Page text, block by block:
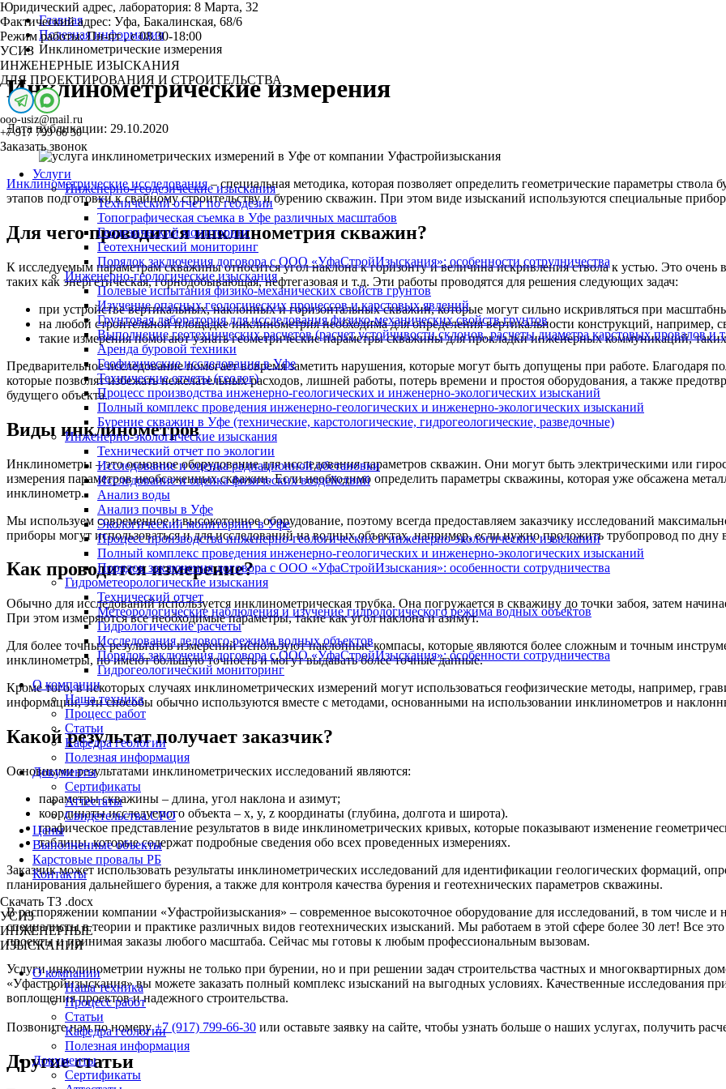
Юридический адрес, лаборатория: 8 Марта, 32
Фактический адрес: Уфа, Бакалинская, 68/6
Режим работы:Пн-пт , с 08.30-18:00
УСИЗ
ИНЖЕНЕРНЫЕ ИЗЫСКАНИЯ
ДЛЯ ПРОЕКТИРОВАНИЯ И СТРОИТЕЛЬСТВА
ooo-usiz@mail.ru
+7 917 799 66 30
Заказать звонок
Услуги
Инженерно-геодезические изыскания
Технический отчет по геодезии
Топографическая съемка в Уфе различных масштабов
Геодезический мониторинг
Геотехнический мониторинг
Порядок заключения договора с ООО «УфаСтройИзыскания»: особенности сотрудничества
Инженерно-геологические изыскания
Полевые испытания физико-механических свойств грунтов
Изучение опасных геологических процессов и карстовых явлений
Грунтовая лаборатория для исследования физико-механических свойств грунтов
Выполнение геотехнических расчетов (расчет устойчивости склонов, расчеты диаметра карстовых провалов и
Аренда буровой техники
Геофизические исследования в Уфе
Технические отчеты (геолог)
Процесс производства инженерно-геологических и инженерно-экологических изысканий
Полный комплекс проведения инженерно-геологических и инженерно-экологических изысканий
Бурение скважин в Уфе (технические, карстологические, гидрогеологические, разведочные)
Инженерно-экологические изыскания
Технический отчет по экологии
Исследование и оценка радиационной обстановки
Исследование и оценка физических воздействий
Анализ воды
Анализ почвы в Уфе
Экологический мониторинг в Уфе
Процесс производства инженерно-геологических и инженерно-экологических изысканий
Полный комплекс проведения инженерно-геологических и инженерно-экологических изысканий
Порядок заключения договора с ООО «УфаСтройИзыскания»: особенности сотрудничества
Гидрометеорологические изыскания
Технический отчет
Метеорологические наблюдения и изучение гидрологического режима водных объектов
Гидрологические расчеты
Исследования ледового режима водных объектов
Порядок заключения договора с ООО «УфаСтройИзыскания»: особенности сотрудничества
Гидрогеологический мониторинг
О компании
Наша техника
Процесс работ
Статьи
Кафедра геологии
Полезная информация
Документы
Сертификаты
Аттестаты
Свидетельства СРО
Цены
Выполненные объекты
Карстовые провалы РБ
Контакты
Скачать ТЗ .docx
УСИЗ
ИНЖЕНЕРНЫЕ
ИЗЫСКАНИЯ
О компании
Наша техника
Процесс работ
Статьи
Кафедра геологии
Полезная информация
Документы
Сертификаты
Главная
Полезная информация
Инклинометрические измерения
Инклинометрические измерения
Дата публикации: 29.10.2020
Инклинометрические исследования– специальная методика, которая позволяет определить геометрические параметры
этапов подготовки к свайному строительству и бурению скважин. При этом виде изысканий используются специальные
Для чего проводится инклинометрия скважин?
К исследуемым параметрам скважины относится угол наклона к горизонту и величина искривления ствола к устью. Это очень
таких как энергетическая, горнодобывающая, нефтегазовая и т.д. Эти работы проводятся для решения следующих задач:
при устройстве вертикальных, наклонных и горизонтальных скважин, которые могут сильно искривляться при
на любой строительной площадке инклинометрия необходима для определения вертикальности конструкций, например,
такие измерения помогают узнать геометрические параметры скважины для прокладки инженерных коммуникаций,
Предварительное исследование помогает вовремя заметить нарушения, которые могут быть допущены при работе.
которые позволят избежать нежелательных расходов, лишней работы, потерь времени и простоя оборудования, а также
будущего объекта.
Виды инклинометров
Инклинометры – это основное оборудование для исследования параметров скважин. Они могут быть электрическими или
измерения параметров необсаженных скважин. Если необходимо определить параметры скважины, которая уже обсажена
инклинометр.
Мы используем современное и высокоточное оборудование, поэтому всегда предоставляем заказчику исследований
приборы могут использоваться и для исследований на водных объектах, например, если нужно проложить трубопровод по дну
Как проводится измерение?
Обычно для исследований используется инклинометрическая трубка. Она погружается в скважину до точки забоя, затем
При этом измеряются все необходимые параметры, такие как угол наклона и азимут.
Для более точных результатов измерений используют наклонные компасы, которые являются более сложным и точным
инклинометры, но имеют большую точность и могут выдавать более точные данные.
Кроме того, в некоторых случаях инклинометрических измерений могут использоваться геофизические методы, например,
информации, эти способы обычно используются вместе с методами, основанными на использовании инклинометров и
Какой результат получает заказчик?
Основными результатами инклинометрических исследований являются:
параметры скважины – длина, угол наклона и азимут;
координаты исследуемого объекта – x, y, z координаты (глубина, долгота и широта).
графическое представление результатов в виде инклинометрических кривых, которые показывают изменение
таблицы, которые содержат подробные сведения обо всех проведенных измерениях.
Заказчик может использовать результаты инклинометрических исследований для идентификации геологических формаций,
планирования дальнейшего бурения, а также для контроля качества бурения и геотехнических параметров скважины.
В распоряжении компании «Уфастройизыскания» – современное высокоточное оборудование для исследований, в том числе
специалисты в теории и практике различных видов геотехнических изысканий. Мы работаем в этой сфере более 30 лет! Все
проекты и принимая заказы любого масштаба. Сейчас мы готовы к любым профессиональным вызовам.
Услуги инколинометрии нужны не только при бурении, но и при решении задач строительства частных и многоквартирных
«Уфастройизыскания» вы можете заказать полный комплекс изысканий на выгодных условиях. Качественные исследования
воплощения проектов и надежного строительства.
Позвоните нам по номеру+7 (917) 799-66-30 или оставьте заявку на сайте, чтобы узнать больше о наших услугах, получить
Другие статьи